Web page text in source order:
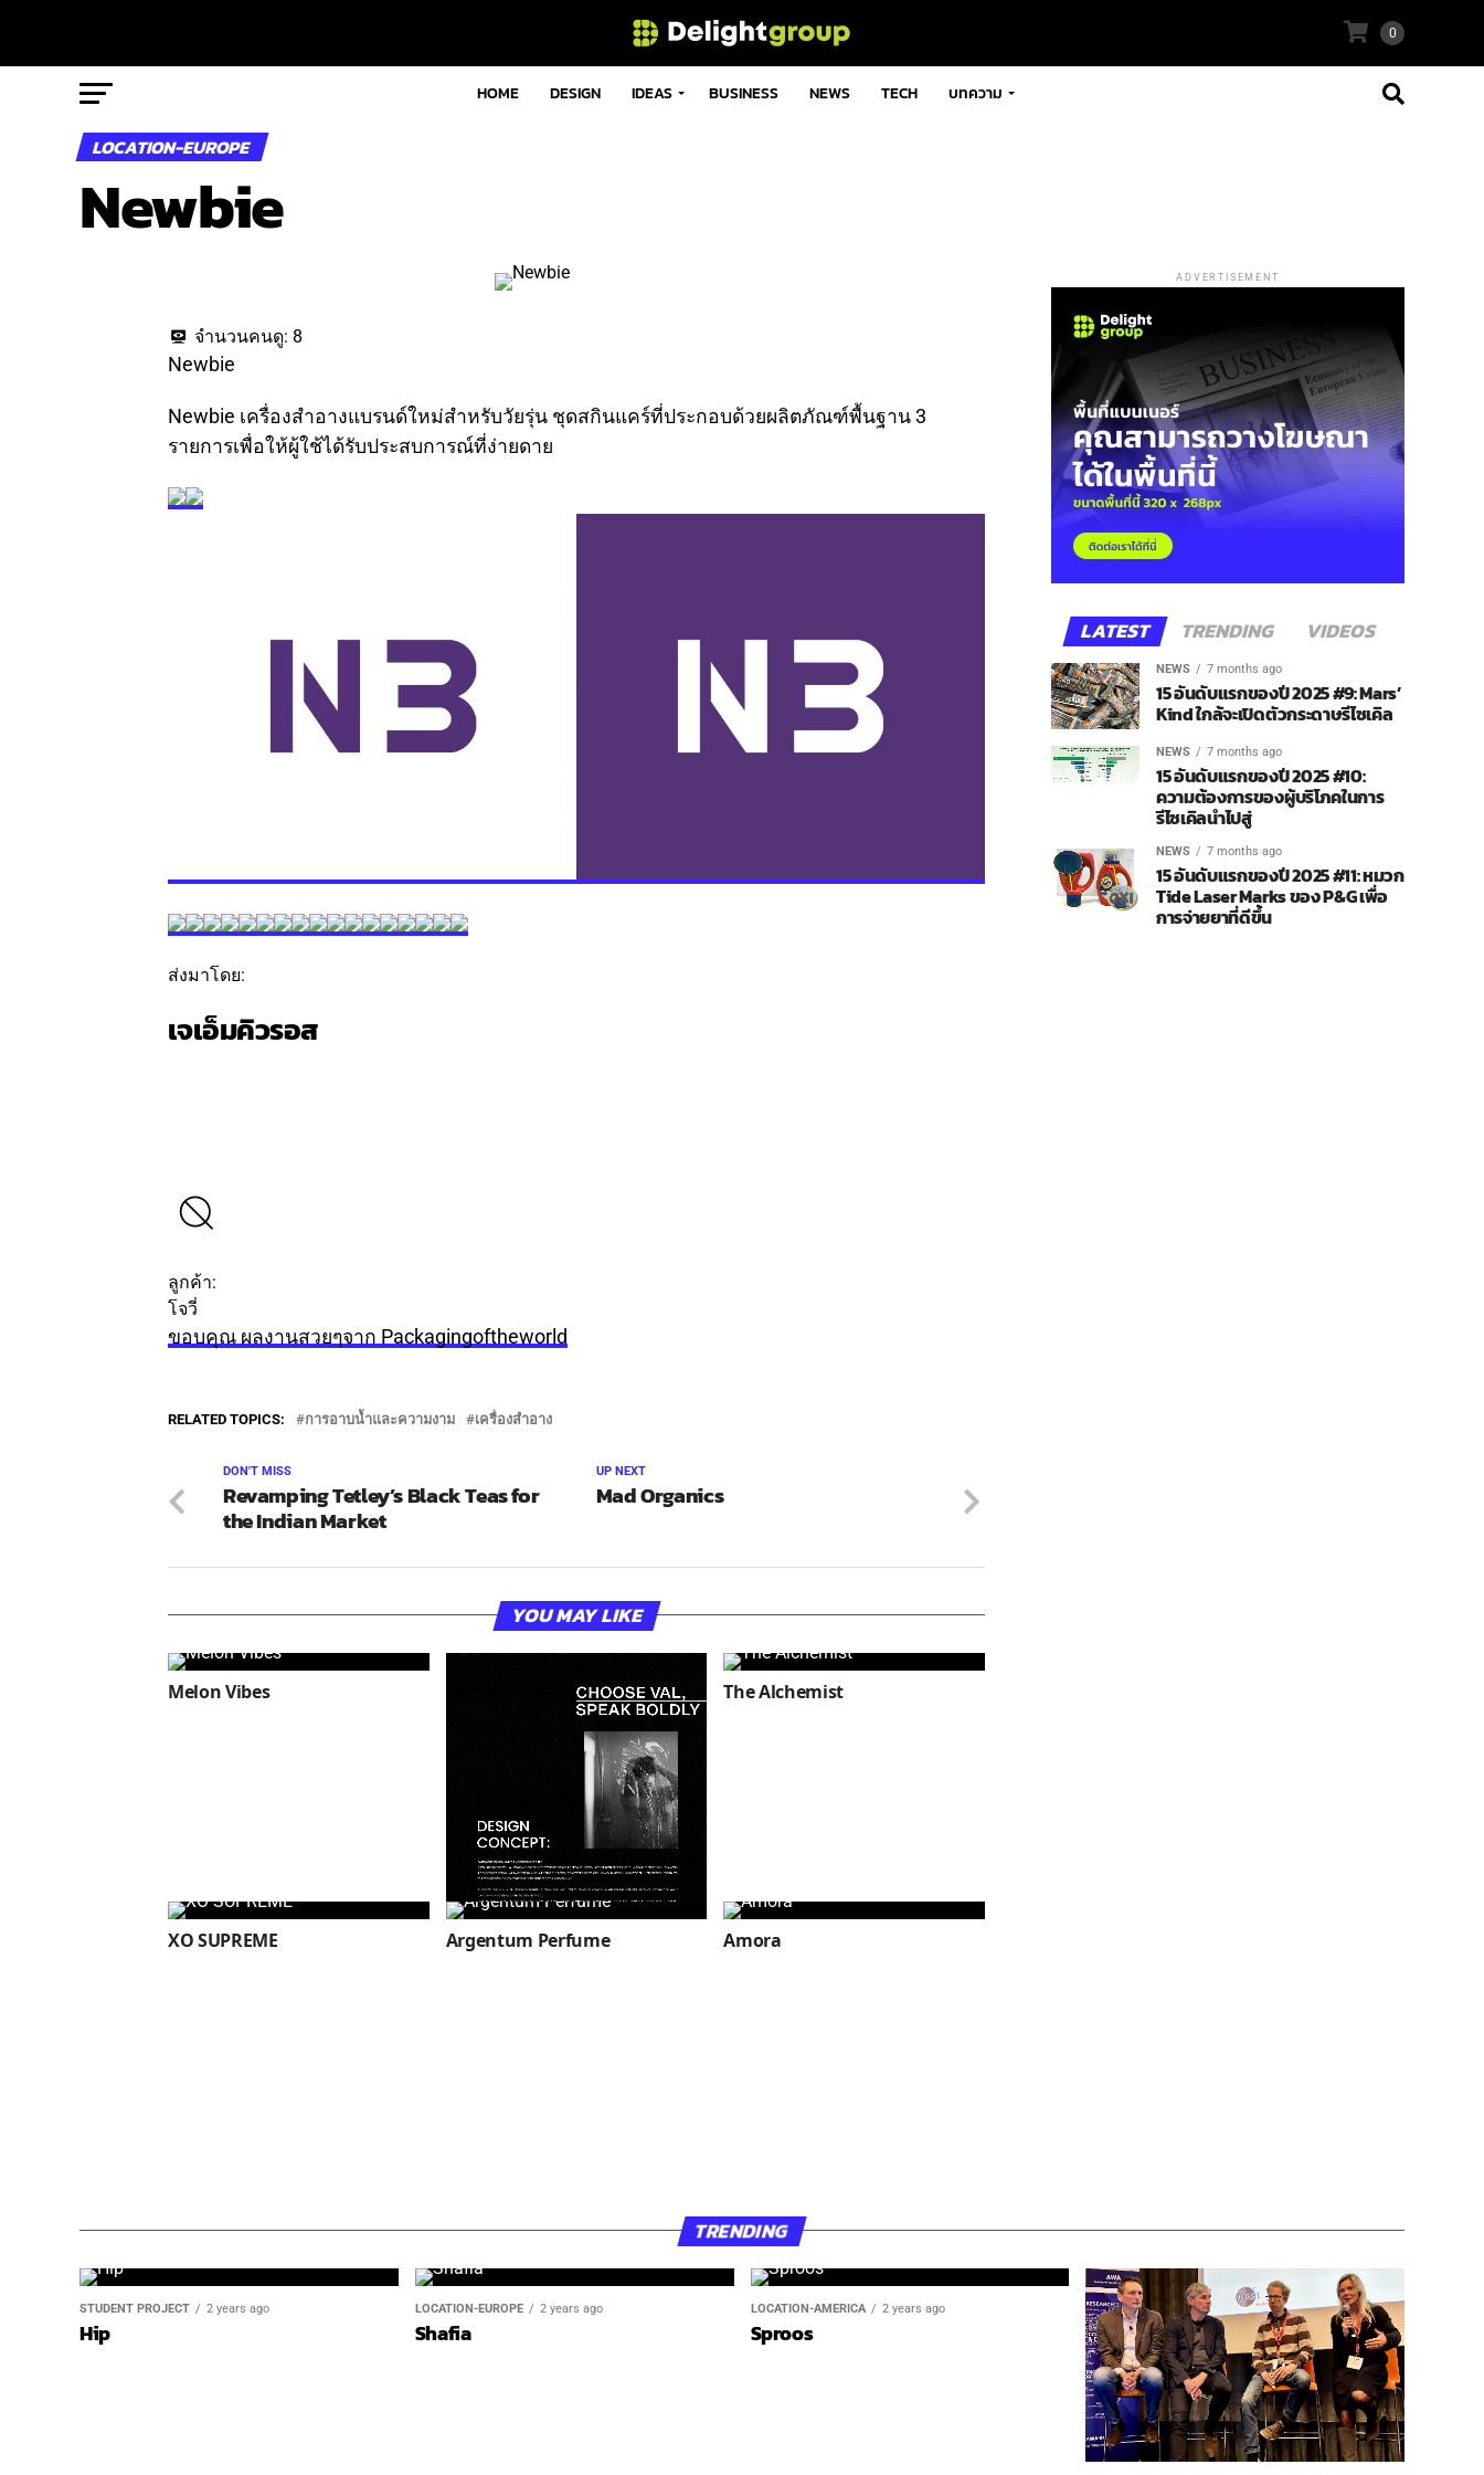
0
HOME DESIGN IDEAS BUSINESS NEWS TECH บทความ
LOCATION-EUROPE
Newbie
จำนวนคนดู: 8
Newbie
Newbie เครื่องสำอางแบรนด์ใหม่สำหรับวัยรุ่น ชุดสกินแคร์ที่ประกอบด้วยผลิตภัณฑ์พื้นฐาน 3
รายการเพื่อให้ผู้ใช้ได้รับประสบการณ์ที่ง่ายดาย
ส่งมาโดย:
เจเอ็มคิวรอส
ลูกค้า:
โจวี่
ขอบคุณ ผลงานสวยๆจาก Packagingoftheworld
RELATED TOPICS: การอาบน้ำและความงาม เครื่องสำอาง
UP NEXT
Mad Organics
DON'T MISS
Revamping Tetley’s Black Teas for
the Indian Market
YOU MAY LIKE
Melon Vibes The Alchemist
XO SUPREME Argentum Perfume Amora
ADVERTISEMENT
LATEST TRENDING VIDEOS
NEWS 7 months ago
15 อันดับแรกของปี 2025 #9: Mars’
Kind ใกล้จะเปิดตัวกระดาษรีไซเคิล
NEWS 7 months ago
15 อันดับแรกของปี 2025 #10:
ความต้องการของผู้บริโภคในการ
รีไซเคิลนำไปสู่
NEWS 7 months ago
15 อันดับแรกของปี 2025 #11: หมวก
Tide Laser Marks ของ P&G เพื่อ
การจ่ายยาที่ดีขึ้น
TRENDING
STUDENT PROJECT 2 years ago
Hip
LOCATION-EUROPE 2 years ago
Shafia
LOCATION-AMERICA 2 years ago
Sproos